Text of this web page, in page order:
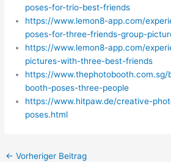
poses-for-trio-best-friends
https://www.lemon8-app.com/
poses-for-three-friends-group-
https://www.lemon8-app.com/
pictures-with-three-best-friends
https://
booth-poses-three-people
https://www.hitpaw.de/creative-
poses.html
← Vorheriger Beitrag